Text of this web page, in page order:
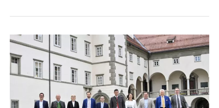
oberstes
Gebot!